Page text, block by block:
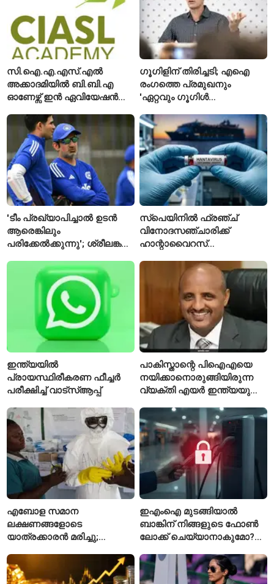
സി.ഐ.എ.എസ്.എൽ
അക്കാദമിയിൽ ബി.ബി.എ
ഓണേഴ്സ് ഇൻ ഏവിയേഷൻ
ഈമാസം 12 വരെ
ഗൂഗിളിന് തിരിച്ചടി; എഐ
രംഗത്തെ പ്രമുഖനും
'ഏറ്റവും ഗൂഗിൾ
വിശേഷിപ്പിക്കപ്പെട്ട
ഗവേഷകൻ രാജിവെച്ചു
'ടീം പ്രഖ്യാപിച്ചാൽ ഉടൻ
ആരെങ്കിലും
പരിക്കേൽക്കുന്നു'; ശ്രീലങ്കൻ
ടീമിനെ കുറിച്ച് മുൻതാരം
സ്പെയിനിൽ ഫ്രഞ്ച്
വിനോദസഞ്ചാരിക്ക്
ഹാന്റാവൈറസ്
ഐസൊലേഷനിൽ
പ്രവേശിപ്പിച്ചു
ഇന്ത്യയിൽ
പ്രായസ്ഥിരീകരണ ഫീച്ചർ
പരീക്ഷിച്ച് വാട്‌സ്ആപ്പ്
പാകിസ്താന്റെ പിഐഎയെ
നയിക്കാനൊരുങ്ങിയിരുന്ന
വ്യക്തി എയർ ഇന്ത്യയുടെ
എബോള സമാന
ലക്ഷണങ്ങളോടെ
യാത്രക്കാരൻ മരിച്ചു;
യാത്രക്കാരെ
നിരീക്ഷണത്തിൽ
ഇഎംഐ മുടങ്ങിയാൽ
ബാങ്കിന് നിങ്ങളുടെ ഫോൺ
ലോക്ക് ചെയ്യാനാകുമോ?
ചട്ടങ്ങൾ ഇങ്ങനെ